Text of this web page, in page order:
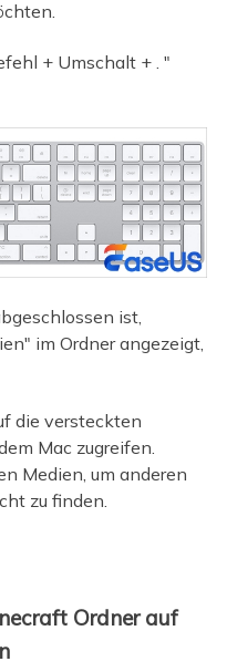
+ Umschalt + . "
ist,
im Ordner angezeigt,
die versteckten
Mac zugreifen.
Medien, um anderen
zu finden.
Ordner auf